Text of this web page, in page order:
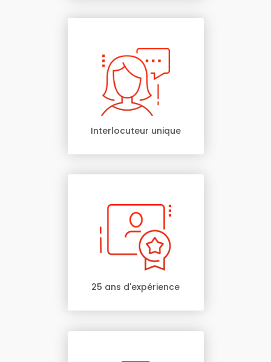
Interlocuteur unique
25 ans d'expérience